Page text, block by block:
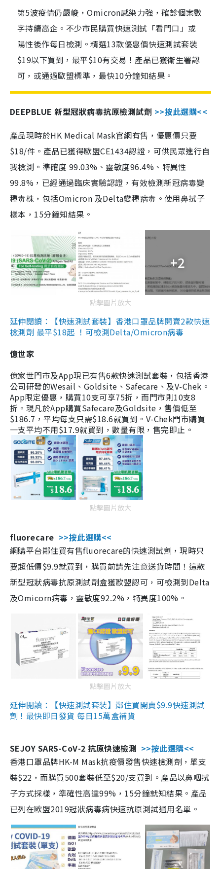
第5波疫情仍嚴峻，Omicron感染力強，確診個案數
字持續高企。不少市民購買快速測試「看門口」或
陽性後作每日檢測。精選13款優惠價快速測試套裝
$19以下買到，最平$10有交易！產品已獲衛生署認
可，或通過歐盟標準，最快10分鐘知結果。
DEEPBLUE 新型冠狀病毒抗原檢測試劑 >>按此選購<<
產品現時於HK Medical Mask官網有售，優惠價只要
$18/件。產品已獲得歐盟CE1434認證，可供民眾進行自
我檢測。準確度 99.03%、靈敏度96.4%、特異性
99.8%，已經通過臨床實驗認證，有效檢測新冠病毒變
種毒株，包括Omicron 及Delta變種病毒。使用鼻拭子
樣本，15分鐘知結果。
+2
點擊圖片放大
延伸閱讀：【快速測試套裝】香港口罩品牌開賣2款快速
檢測劑 最平$18起 ！可檢測Delta/Omicron病毒
億世家
億家世門市及App現已有售6款快速測試套裝，包括香港
公司研發的Wesail、Goldsite、Safecare、及V-Chek。
App限定優惠，購買10支可享75折，而門市則10支8
折。現凡於App購買Safecare及Goldsite，售價低至
$186.7，平均每支只需$18.6就買到。V-Chek門市購買
一支平均不用$17.9就買到，數量有限，售完即止。
點擊圖片放大
fluorecare >>按此選購<<
網購平台鄰住買有售fluorecare的快速測試劑，現時只
要超低價$9.9就買到，購買前請先注意送貨時間！這款
新型冠狀病毒抗原測試劑盒獲歐盟認可，可檢測到Delta
及Omicorn病毒，靈敏度92.2%，特異度100%。
點擊圖片放大
延伸閱讀：【快速測試套裝】鄰住買開賣$9.9快速測試
劑！最快即日發貨 每日15萬盒補貨
SEJOY SARS-CoV-2 抗原快速檢測 >>按此選購<<
香港口罩品牌HK-M Mask抗疫價發售快速檢測劑，單支
裝$22，而購買500套裝低至$20/支買到。產品以鼻咽拭
子方式採樣，準確性高達99%，15分鐘就知結果。產品
已列在歐盟2019冠狀病毒病快速抗原測試通用名單。